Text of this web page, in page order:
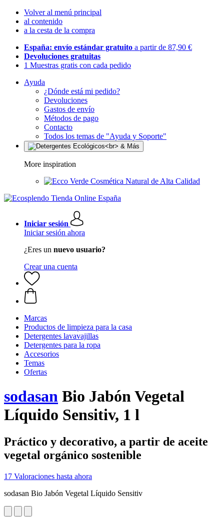
Volver al menú principal
al contenido
a la cesta de la compra
España: envío estándar gratuito a partir de 87,90 €
Devoluciones gratuitas
1 Muestras gratis con cada pedido
Ayuda
¿Dónde está mi pedido?
Devoluciones
Gastos de envío
Métodos de pago
Contacto
Todos los temas de "Ayuda y Soporte"
More inspiration
Cosmética Natural de Alta Calidad
Iniciar sesión
Iniciar sesión ahora
¿Eres un nuevo usuario?
Crear una cuenta
Marcas
Productos de limpieza para la casa
Detergentes lavavajillas
Detergentes para la ropa
Accesorios
Temas
Ofertas
sodasan Bio Jabón Vegetal
Líquido Sensitiv, 1 l
Práctico y decorativo, a partir de aceite
vegetal orgánico sostenible
17 Valoraciones hasta ahora
sodasan Bio Jabón Vegetal Líquido Sensitiv